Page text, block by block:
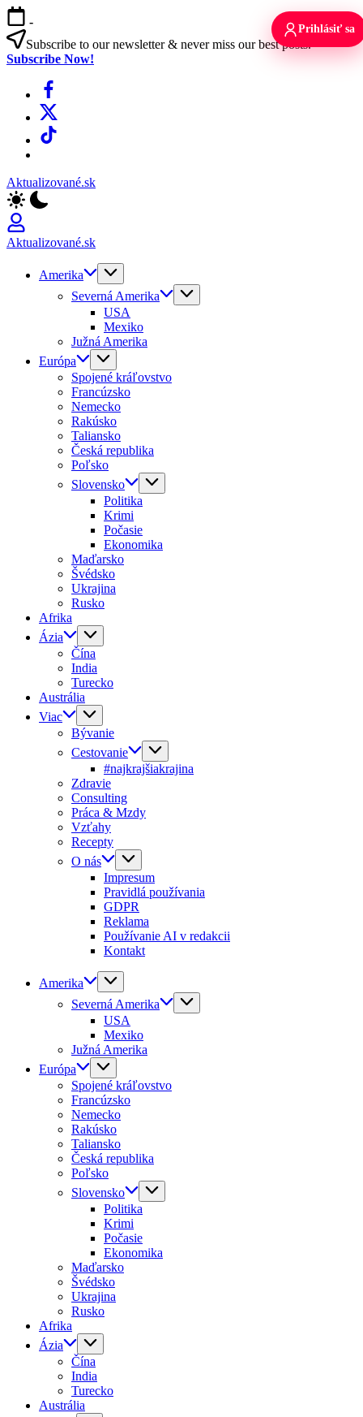
Skip
to
content
-
Subscribe to our newsletter & never miss our best posts.
Subscribe Now!
Facebook
X
TikTok
Aktualizované.sk
Aktualizované.sk
Amerika
Severná Amerika
USA
Mexiko
Južná Amerika
Európa
Spojené kráľovstvo
Francúzsko
Nemecko
Rakúsko
Taliansko
Česká republika
Poľsko
Slovensko
Politika
Krimi
Počasie
Ekonomika
Maďarsko
Švédsko
Ukrajina
Rusko
Afrika
Ázia
Čína
India
Turecko
Austrália
Viac
Bývanie
Cestovanie
#najkrajšiakrajina
Zdravie
Consulting
Práca & Mzdy
Vzťahy
Recepty
O nás
Impresum
Pravidlá používania
GDPR
Reklama
Používanie AI v redakcii
Kontakt
Amerika
Severná Amerika
USA
Mexiko
Južná Amerika
Európa
Spojené kráľovstvo
Francúzsko
Nemecko
Rakúsko
Taliansko
Česká republika
Poľsko
Slovensko
Politika
Krimi
Počasie
Ekonomika
Maďarsko
Švédsko
Ukrajina
Rusko
Afrika
Ázia
Čína
India
Turecko
Austrália
Prihlásiť sa